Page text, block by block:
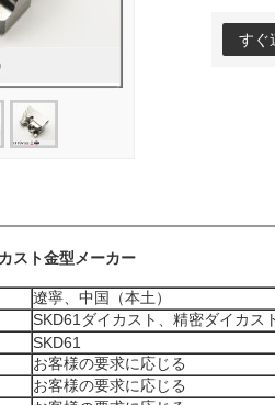
すぐ
スト金型メーカー
遼寧、中国（本土）
SKD61ダイカスト、精密ダイカス
SKD61
お客様の要求に応じる
お客様の要求に応じる